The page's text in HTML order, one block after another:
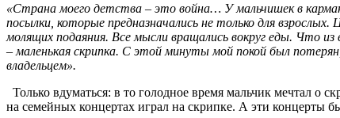
«Страна моего детства – это война… У мальчишек в
посылки, которые предназначались не только для
молящих подаяния. Все мысли вращались вокруг еды. Что
– маленькая скрипка. С этой минуты мой покой был
владельцем».
Только вдуматься: в то голодное время мальчик мечтал о
на семейных концертах играл на скрипке. А эти концерты